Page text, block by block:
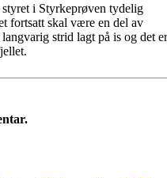
i Styrkeprøven tydelig
fortsatt skal være en del av
strid lagt på is og det er